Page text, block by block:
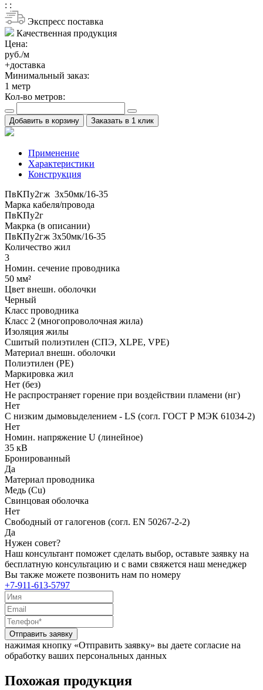
: :
Экспресс поставка
Качественная продукция
Цена:
руб./м
+доставка
Минимальный заказ:
1 метр
Кол-во метров:
Добавить в корзину Заказать в 1 клик
Применение
Характеристики
Конструкция
ПвКПу2гж 3x50мк/16-35
Марка кабеля/провода
ПвКПу2г
Макрка (в описании)
ПвКПу2гж 3x50мк/16-35
Количество жил
3
Номин. сечение проводника
50 мм²
Цвет внешн. оболочки
Черный
Класс проводника
Класс 2 (многопроволочная жила)
Изоляция жилы
Сшитый полиэтилен (СПЭ, XLPE, VPE)
Материал внешн. оболочки
Полиэтилен (PE)
Маркировка жил
Нет (без)
Не распространяет горение при воздействии пламени (нг)
Нет
С низким дымовыделением - LS (согл. ГОСТ Р МЭК 61034-2)
Нет
Номин. напряжение U (линейное)
35 кВ
Бронированный
Да
Материал проводника
Медь (Cu)
Свинцовая оболочка
Нет
Свободный от галогенов (согл. EN 50267-2-2)
Да
Нужен совет?
Наш консультант поможет сделать выбор, оставьте заявку на
бесплатную консультацию и с вами свяжется наш менеджер
Вы также можете позвонить нам по номеру
+7-911-613-5797
Отправить заявку
нажимая кнопку «Отправить заявку» вы даете согласие на
обработку ваших персональных данных
Похожая продукция